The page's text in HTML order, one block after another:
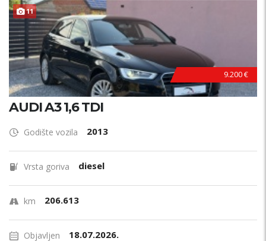
11
9.200 €
AUDI A3 1,6 TDI
Godište vozila 2013
Vrsta goriva diesel
km 206.613
Objavljen 18.07.2026.